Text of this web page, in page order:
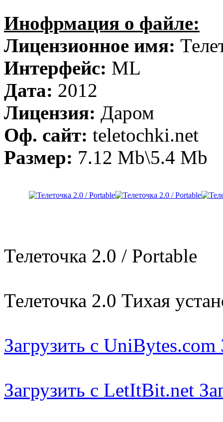
Инофрмация о файле:
Лицензионное имя:
Интерфейс: ML
Дата: 2012
Лицензия: Даром
Оф. сайт: teletochki.net
Размер: 7.12 Mb\5.4 Mb
Телеточка 2.0 / Portable
Телеточка 2.0 Тихая
Загрузить с
Загрузить с LetItBit.net